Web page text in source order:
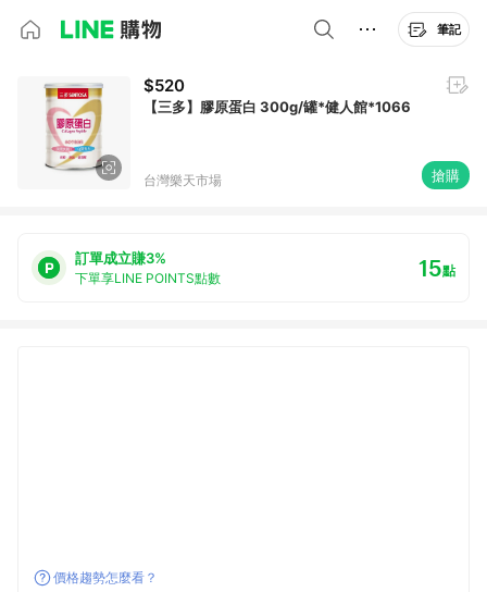
筆記
$520
【三多】膠原蛋白 300g/罐*健人館*1066
台灣樂天市場 搶購
訂單成立賺3%
下單享LINE POINTS點數 15點
價格趨勢怎麼看？